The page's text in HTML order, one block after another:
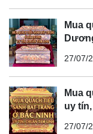
Mua
27/07/
Mua
uy
27/07/